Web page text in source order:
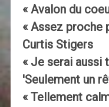
« Avalon du
« Assez proche
Curtis Stigers
« Je serai aussi
'Seulement un
« Tellement